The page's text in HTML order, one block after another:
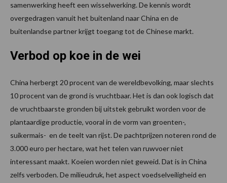
samenwerking heeft een wisselwerking. De kennis wordt
overgedragen vanuit het buitenland naar China en de
buitenlandse partner krijgt toegang tot de Chinese markt.
Verbod op koe in de wei
China herbergt 20 procent van de wereldbevolking, maar slechts
10 procent van de grond is vruchtbaar. Het is dan ook logisch dat
de vruchtbaarste gronden bij uitstek gebruikt worden voor de
plantaardige productie, vooral in de vorm van groenten-,
suikermais- en de teelt van rijst. De pachtprijzen noteren rond de
3.000 euro per hectare, wat het telen van ruwvoer niet
interessant maakt. Koeien worden niet geweid. Dat is in China
zelfs verboden. De milieudruk, het aspect voedselveiligheid en